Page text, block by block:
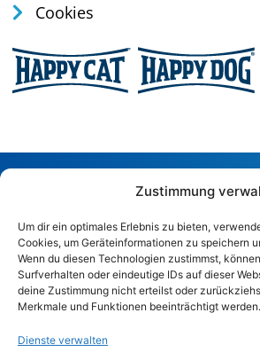
Zustimmung
Um dir ein optimales Erlebnis zu bieten,
Cookies, um Geräteinformationen zu speichern
Wenn du diesen Technologien zustimmst,
Surfverhalten oder eindeutige IDs auf dieser
deine Zustimmung nicht erteilst oder
Merkmale und Funktionen beeinträchtigt werden.
Dienste verwalten
Cookies
Copyright © 2024. Alle
Tel: 0170 / 35 75
Sandstraße 29, 57586